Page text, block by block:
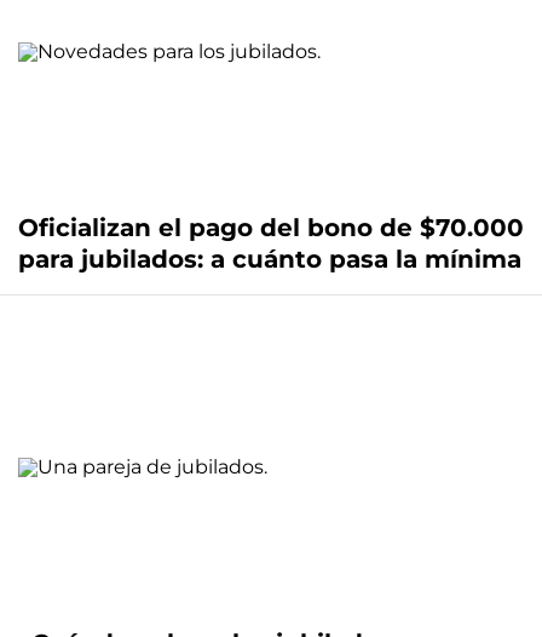
Oficializan el pago del bono de $70.000
para jubilados: a cuánto pasa la mínima